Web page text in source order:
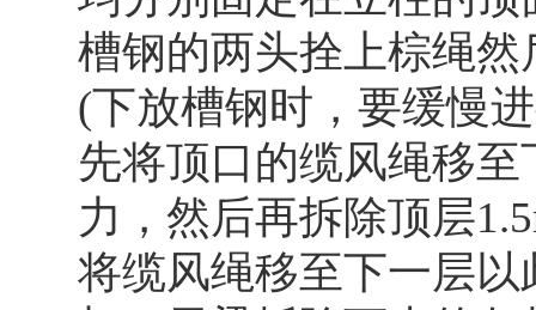
槽钢的两头拴上棕绳
(下放槽钢时，要缓
先将顶口的缆风绳移
力，然后再拆除顶层
将缆风绳移至下一层